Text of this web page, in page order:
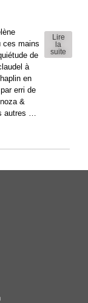
ces mains
de
à
en
erri de
&
autres …
Lire
la
suite